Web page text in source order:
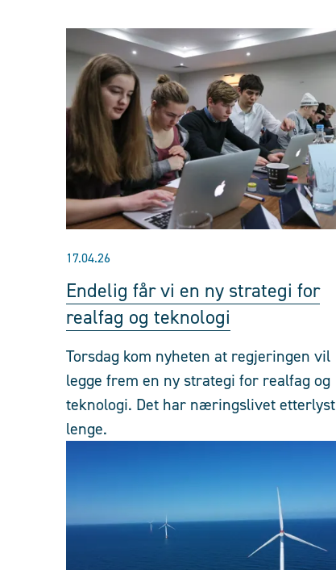
17.04.26
Endelig får vi en ny strategi for
realfag og teknologi
Torsdag kom nyheten at regjeringen vil
legge frem en ny strategi for realfag og
teknologi. Det har næringslivet etterlyst
lenge.